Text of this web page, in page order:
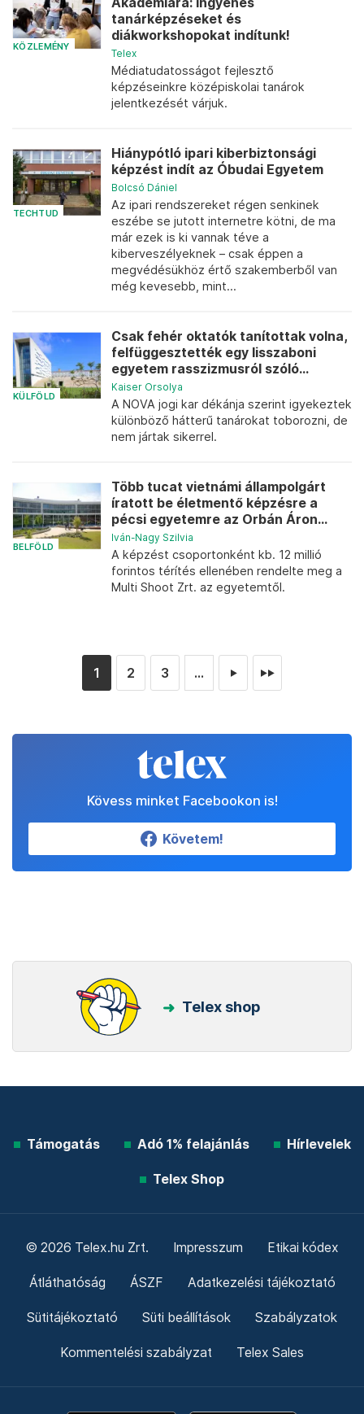
KÖZLEMÉNY
tanárképzéseket és
diákworkshopokat indítunk!
Telex
Médiatudatosságot fejlesztő
képzéseinkre középiskolai tanárok
jelentkezését várjuk.
TECHTUD
Hiánypótló ipari kiberbiztonsági
képzést indít az Óbudai Egyetem
Bolcsó Dániel
Az ipari rendszereket régen senkinek
eszébe se jutott internetre kötni, de ma
már ezek is ki vannak téve a
kiberveszélyeknek – csak éppen a
megvédésükhöz értő szakemberből van
még kevesebb, mint...
KÜLFÖLD
Csak fehér oktatók tanítottak volna,
felfüggesztették egy lisszaboni
egyetem rasszizmusról szóló...
Kaiser Orsolya
A NOVA jogi kar dékánja szerint igyekeztek
különböző hátterű tanárokat toborozni, de
nem jártak sikerrel.
BELFÖLD
Több tucat vietnámi állampolgárt
íratott be életmentő képzésre a
pécsi egyetemre az Orbán Áron...
Iván-Nagy Szilvia
A képzést csoportonként kb. 12 millió
forintos térítés ellenében rendelte meg a
Multi Shoot Zrt. az egyetemtől.
1 2 3 ... ► ►►
Kövess minket Facebookon is!
Követem!
Telex shop
Támogatás Adó 1% felajánlás Hírlevelek
Telex Shop
© 2026 Telex.hu Zrt. Impresszum Etikai kódex
Átláthatóság ÁSZF Adatkezelési tájékoztató
Sütitájékoztató Süti beállítások Szabályzatok
Kommentelési szabályzat Telex Sales